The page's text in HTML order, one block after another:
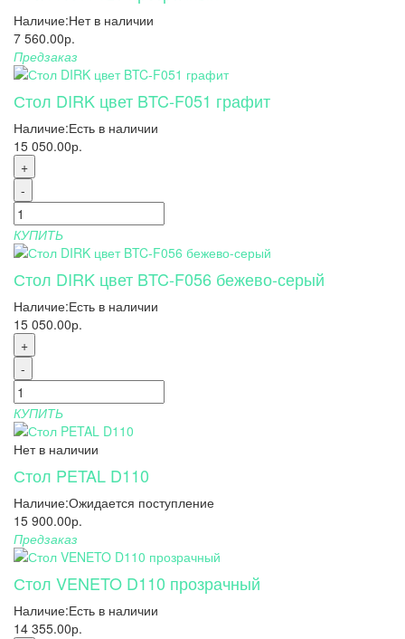
Наличие:Нет в наличии
7 560.00р.
Предзаказ
Стол DIRK цвет BTC-F051 графит
Наличие:Есть в наличии
15 050.00р.
+
-
КУПИТЬ
Стол DIRK цвет BTC-F056 бежево-серый
Наличие:Есть в наличии
15 050.00р.
+
-
КУПИТЬ
Нет в наличии
Стол PETAL D110
Наличие:Ожидается поступление
15 900.00р.
Предзаказ
Стол VENETO D110 прозрачный
Наличие:Есть в наличии
14 355.00р.